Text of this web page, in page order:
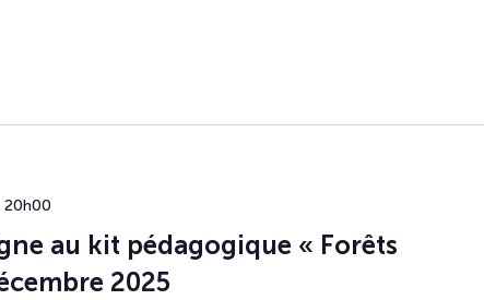
au kit pédagogique « Forêts
2025
20h00